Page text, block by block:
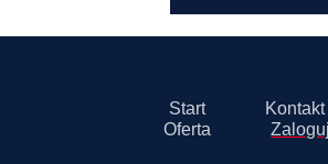
Start
Kontakt
Oferta
Zaloguj